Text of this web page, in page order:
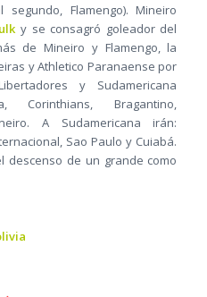
Flamengo). Mineiro
y se consagró goleador del
de Mineiro y Flamengo, la
y Athletico Paranaense por
y Sudamericana
Corinthians, Bragantino,
A Sudamericana irán:
Sao Paulo y Cuiabá.
descenso de un grande como